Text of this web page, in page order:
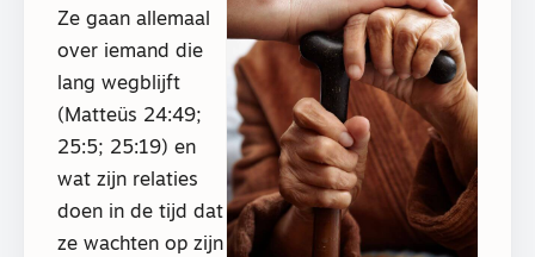
Ze gaan allemaal
over iemand die
lang wegblijft
(Matteüs 24:49;
25:5; 25:19) en
wat zijn relaties
doen in de tijd dat
ze wachten op zijn